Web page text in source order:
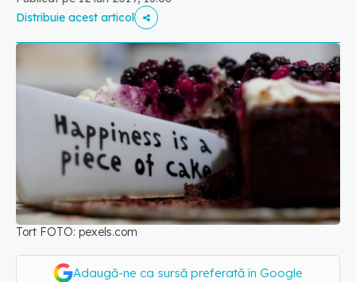
Distribuie acest articol
Tort FOTO: pexels.com
Adaugă-ne ca sursă preferată în Google